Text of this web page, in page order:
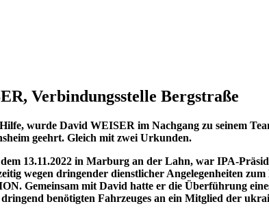
Verbindungsstelle Bergstraße
wurde David WEISER im Nachgang zu seinem
geehrt. Gleich mit zwei Urkunden.
dem 13.11.2022 in Marburg an der Lahn, war IPA-
wegen dringender dienstlicher Angelegenheiten
Gemeinsam mit David hatte er die Überführung
benötigten Fahrzeuges an ein Mitglied der